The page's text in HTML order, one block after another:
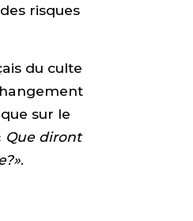
risques
du culte
sur le
Que diront
.